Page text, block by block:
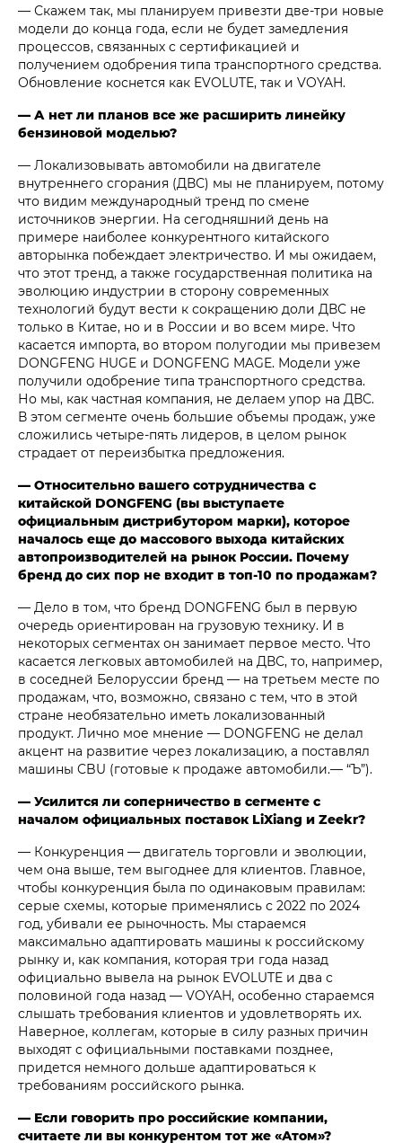
— Скажем так, мы планируем привезти две-три новые
модели до конца года, если не будет замедления
процессов, связанных с сертификацией и
получением одобрения типа транспортного средства.
Обновление коснется как EVOLUTE, так и VOYAH.
— А нет ли планов все же расширить линейку
бензиновой моделью?
— Локализовывать автомобили на двигателе
внутреннего сгорания (ДВС) мы не планируем, потому
что видим международный тренд по смене
источников энергии. На сегодняшний день на
примере наиболее конкурентного китайского
авторынка побеждает электричество. И мы ожидаем,
что этот тренд, а также государственная политика на
эволюцию индустрии в сторону современных
технологий будут вести к сокращению доли ДВС не
только в Китае, но и в России и во всем мире. Что
касается импорта, во втором полугодии мы привезем
DONGFENG HUGE и DONGFENG MAGE. Модели уже
получили одобрение типа транспортного средства.
Но мы, как частная компания, не делаем упор на ДВС.
В этом сегменте очень большие объемы продаж, уже
сложились четыре-пять лидеров, в целом рынок
страдает от переизбытка предложения.
— Относительно вашего сотрудничества с
китайской DONGFENG (вы выступаете
официальным дистрибутором марки), которое
началось еще до массового выхода китайских
автопроизводителей на рынок России. Почему
бренд до сих пор не входит в топ-10 по продажам?
— Дело в том, что бренд DONGFENG был в первую
очередь ориентирован на грузовую технику. И в
некоторых сегментах он занимает первое место. Что
касается легковых автомобилей на ДВС, то, например,
в соседней Белоруссии бренд — на третьем месте по
продажам, что, возможно, связано с тем, что в этой
стране необязательно иметь локализованный
продукт. Лично мое мнение — DONGFENG не делал
акцент на развитие через локализацию, а поставлял
машины CBU (готовые к продаже автомобили.— “Ъ”).
— Усилится ли соперничество в сегменте с
началом официальных поставок LiXiang и Zeekr?
— Конкуренция — двигатель торговли и эволюции,
чем она выше, тем выгоднее для клиентов. Главное,
чтобы конкуренция была по одинаковым правилам:
серые схемы, которые применялись с 2022 по 2024
год, убивали ее рыночность. Мы стараемся
максимально адаптировать машины к российскому
рынку и, как компания, которая три года назад
официально вывела на рынок EVOLUTE и два с
половиной года назад — VOYAH, особенно стараемся
слышать требования клиентов и удовлетворять их.
Наверное, коллегам, которые в силу разных причин
выходят c официальными поставками позднее,
придется немного дольше адаптироваться к
требованиям российского рынка.
— Если говорить про российские компании,
считаете ли вы конкурентом тот же «Атом»?